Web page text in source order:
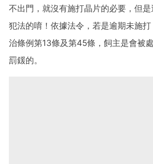
不出門，就沒有施打晶片的必要，但
犯法的唷！依據法令，若是逾期未施
治條例第13條及第45條，飼主是會被
罰鍰的。